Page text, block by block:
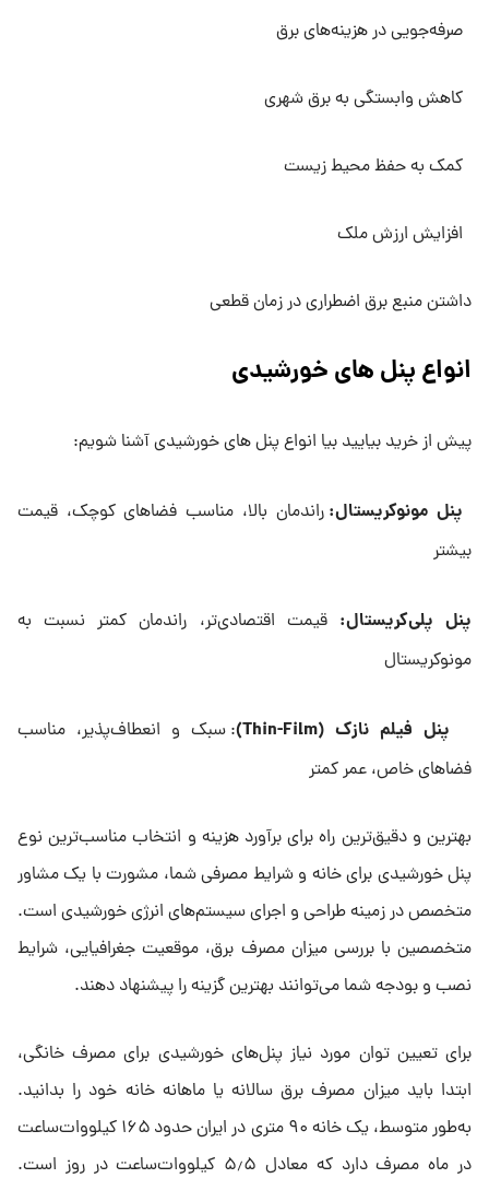
صرفه‌جویی در هزینه‌های برق
کاهش وابستگی به برق شهری
کمک به حفظ محیط زیست
افزایش ارزش ملک
داشتن منبع برق اضطراری در زمان قطعی
انواع پنل های خورشیدی
پیش از خرید بیایید بیا انواع پنل های خورشیدی آشنا شویم:
پنل مونوکریستال: راندمان بالا، مناسب فضاهای کوچک، قیمت
بیشتر
پنل پلی‌کریستال: قیمت اقتصادی‌تر، راندمان کمتر نسبت به
مونوکریستال
پنل فیلم نازک (Thin-Film)
: سبک و انعطاف‌پذیر، مناسب
فضاهای خاص، عمر کمتر
بهترین و دقیق‌ترین راه برای برآورد هزینه و انتخاب مناسب‌ترین نوع
پنل خورشیدی برای خانه و شرایط مصرفی شما، مشورت با یک مشاور
متخصص در زمینه طراحی و اجرای سیستم‌های انرژی خورشیدی است.
متخصصین با بررسی میزان مصرف برق، موقعیت جغرافیایی، شرایط
نصب و بودجه شما می‌توانند بهترین گزینه را پیشنهاد دهند.
برای تعیین توان مورد نیاز پنل‌های خورشیدی برای مصرف خانگی،
ابتدا باید میزان مصرف برق سالانه یا ماهانه خانه خود را بدانید.
به‌طور متوسط، یک خانه ۹۰ متری در ایران حدود ۱۶۵ کیلووات‌ساعت
در ماه مصرف دارد که معادل ۵٫۵ کیلووات‌ساعت در روز است.